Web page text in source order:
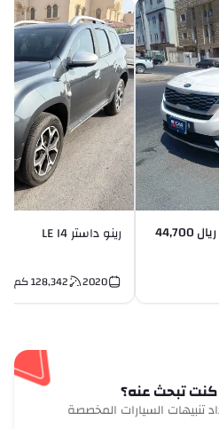
ريال 44,700 رينو داستر LE I4
2020
128,342 كم
كنت تبحث عنه؟
تنبيهات السيارات المخصصة